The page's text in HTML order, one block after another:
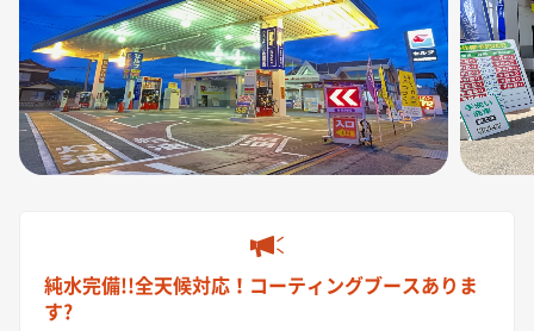
純水完備!!全天候対応！コーティングブースありま
す?